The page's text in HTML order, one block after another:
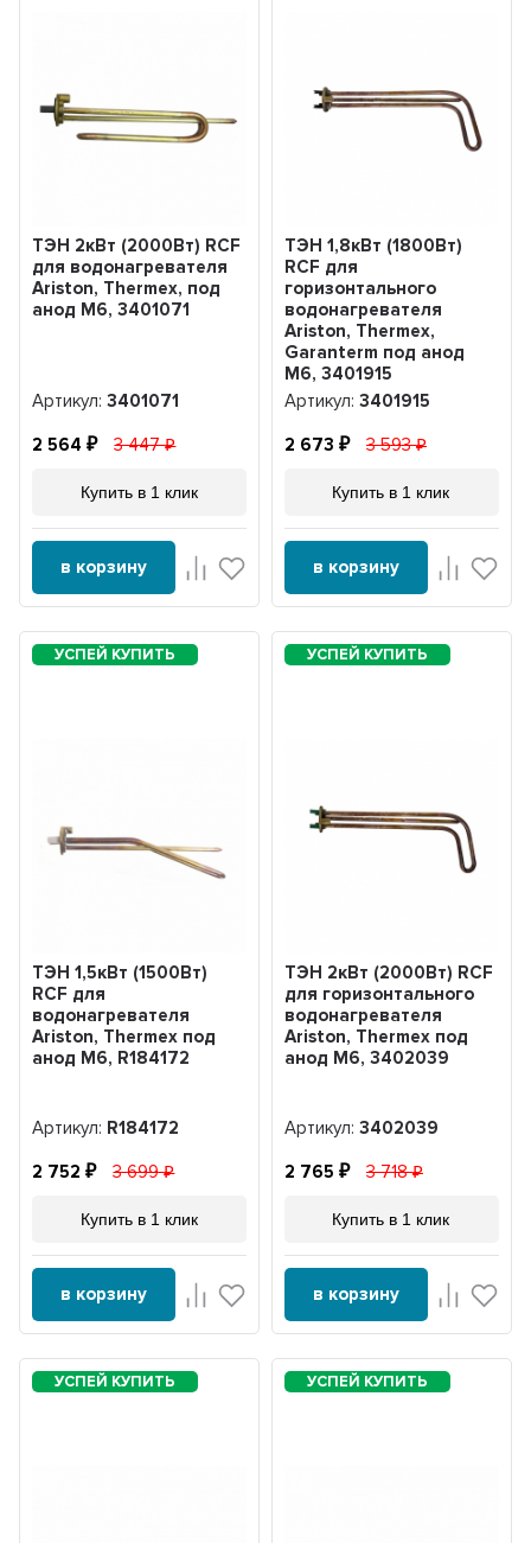
ТЭН 2кВт (2000Вт) RCF
для водонагревателя
Ariston, Thermex, под
анод М6, 3401071
Артикул:3401071
2 564 3 447
Купить в 1 клик
в корзину
ТЭН 1,8кВт (1800Вт)
RCF для
горизонтального
водонагревателя
Ariston, Thermex,
Garanterm под анод
М6, 3401915
Артикул: 3401915
2 673 3 593
Купить в 1 клик
в корзину
ТЭН 1,5кВт (1500Вт)
RCF для
водонагревателя
Ariston, Thermex под
анод М6, R184172
Артикул: R184172
2 752 3 699
Купить в 1 клик
в корзину
ТЭН 2кВт (2000Вт) RCF
для горизонтального
водонагревателя
Ariston, Thermex под
анод М6, 3402039
Артикул: 3402039
2 765 3 718
Купить в 1 клик
в корзину